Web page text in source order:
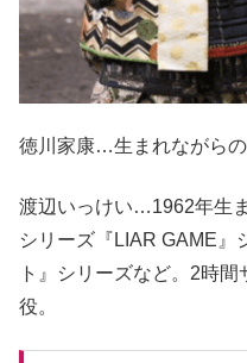
徳川家康…生まれながら
渡辺いっけい…1962年生
シリーズ『LIAR GAME』
ト』シリーズなど。2時
役。